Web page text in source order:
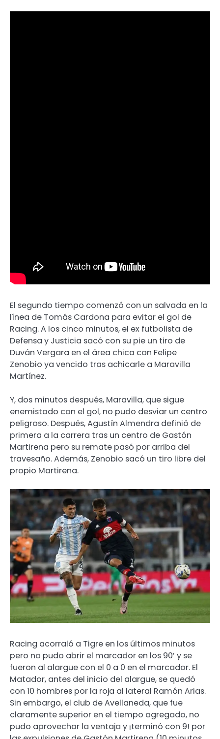
El segundo tiempo comenzó con un salvada en la
línea de Tomás Cardona para evitar el gol de
Racing. A los cinco minutos, el ex futbolista de
Defensa y Justicia sacó con su pie un tiro de
Duván Vergara en el área chica con Felipe
Zenobio ya vencido tras achicarle a Maravilla
Martínez.
Y, dos minutos después, Maravilla, que sigue
enemistado con el gol, no pudo desviar un centro
peligroso. Después, Agustín Almendra definió de
primera a la carrera tras un centro de Gastón
Martirena pero su remate pasó por arriba del
travesaño. Además, Zenobio sacó un tiro libre del
propio Martirena.
Racing acorraló a Tigre en los últimos minutos
pero no pudo abrir el marcador en los 90′ y se
fueron al alargue con el 0 a 0 en el marcador. El
Matador, antes del inicio del alargue, se quedó
con 10 hombres por la roja al lateral Ramón Arias.
Sin embargo, el club de Avellaneda, que fue
claramente superior en el tiempo agregado, no
pudo aprovechar la ventaja y ¡terminó con 9! por